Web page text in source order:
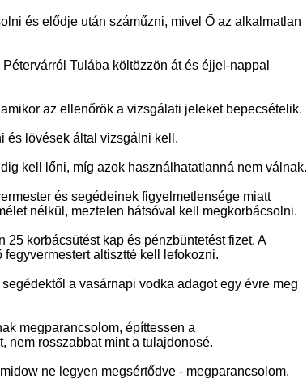
és elődje után száműzni, mivel Ő az alkalmatlan
Tulába költözzön át és éjjel-nappal
az ellenőrök a vizsgálati jeleket bepecsételik.
és lövések által vizsgálni kell.
kell lőni, míg azok használhatatlanná nem válnak.
és segédeinek figyelmetlensége miatt
nélkül, meztelen hátsóval kell megkorbácsolni.
korbácsütést kap és pénzbüntetést fizet. A
altisztté kell lefokozni.
a vasárnapi vodka adagot egy évre meg
megparancsolom, építtessen a
nem rosszabbat mint a tulajdonosé.
ne legyen megsértődve - megparancsolom,